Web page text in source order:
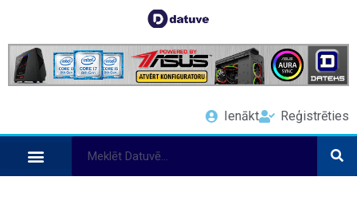
Ienākt Reģistrēties